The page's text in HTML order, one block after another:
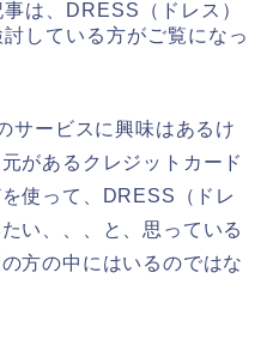
は、DRESS（ドレス）
している方がご覧になっ
サービスに興味はあるけ
があるクレジットカード
使って、DRESS（ドレ
い、、、と、思っている
方の中にはいるのではな